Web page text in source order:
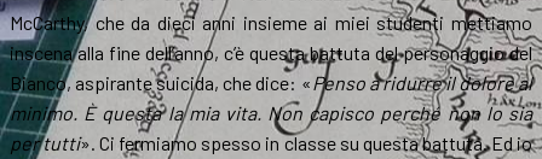
McCarthy, che da dieci anni insieme ai miei studenti mettiamo
inscena alla fine dell’anno, c’è questa battuta del personaggio del
Bianco, aspirante suicida, che dice: «Penso a ridurre il dolore al
minimo. È questa la mia vita. Non capisco perché non lo sia
per tutti». Ci fermiamo spesso in classe su questa battuta. Ed io